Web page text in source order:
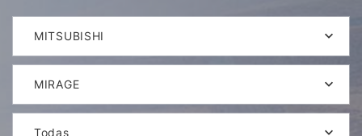
MITSUBISHI
MIRAGE
Todas